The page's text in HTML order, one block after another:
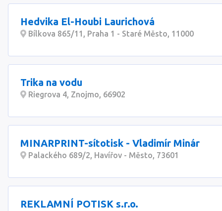
Hedvika El-Houbi Laurichová
Bílkova 865/11, Praha 1 - Staré Město, 11000
Trika na vodu
Riegrova 4, Znojmo, 66902
MINARPRINT-sítotisk - Vladimír Minár
Palackého 689/2, Havířov - Město, 73601
REKLAMNÍ POTISK s.r.o.